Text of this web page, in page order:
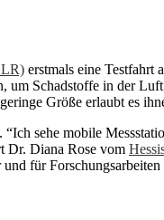
erstmals eine Testfahrt
um Schadstoffe in der
Größe erlaubt es
sehe mobile
Dr. Diana Rose vom
für